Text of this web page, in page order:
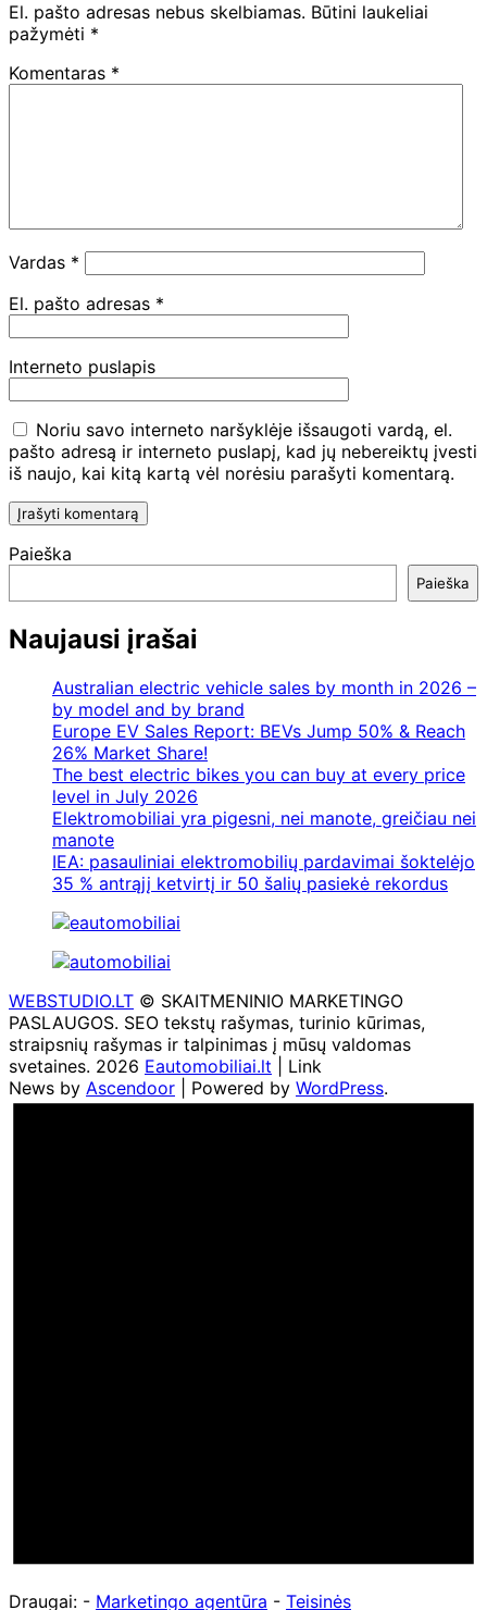
El. pašto adresas nebus skelbiamas. Būtini laukeliai
pažymėti *
Komentaras *
Vardas *
El. pašto adresas *
Interneto puslapis
Noriu savo interneto naršyklėje išsaugoti vardą, el.
pašto adresą ir interneto puslapį, kad jų nebereiktų įvesti
iš naujo, kai kitą kartą vėl norėsiu parašyti komentarą.
Paieška
Paieška
Naujausi įrašai
Australian electric vehicle sales by month in 2026 –
by model and by brand
Europe EV Sales Report: BEVs Jump 50% & Reach
26% Market Share!
The best electric bikes you can buy at every price
level in July 2026
Elektromobiliai yra pigesni, nei manote, greičiau nei
manote
IEA: pasauliniai elektromobilių pardavimai šoktelėjo
35 % antrąjį ketvirtį ir 50 šalių pasiekė rekordus
WEBSTUDIO.LT © SKAITMENINIO MARKETINGO
PASLAUGOS. SEO tekstų rašymas, turinio kūrimas,
straipsnių rašymas ir talpinimas į mūsų valdomas
svetaines. 2026 Eautomobiliai.lt | Link
News by Ascendoor | Powered by WordPress.
Draugai: - Marketingo agentūra - Teisinės